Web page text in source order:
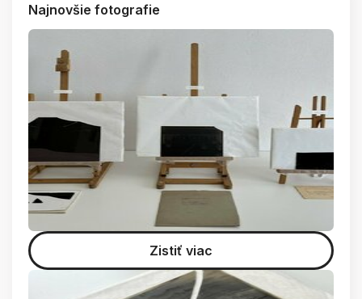
Najnovšie fotografie
Zistiť viac